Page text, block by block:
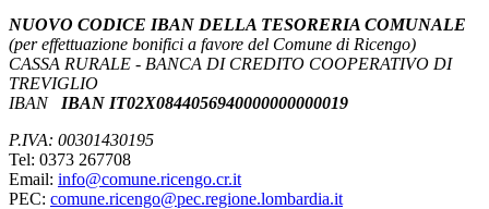
NUOVO CODICE IBAN DELLA TESORERIA COMUNALE
(per effettuazione bonifici a favore del Comune di Ricengo)
CASSA RURALE - BANCA DI CREDITO COOPERATIVO DI
TREVIGLIO
IBAN
IBAN IT02X0844056940000000000019
P.IVA: 00301430195
Tel: 0373 267708
Email: info@comune.ricengo.cr.it
PEC: comune.ricengo@pec.regione.lombardia.it